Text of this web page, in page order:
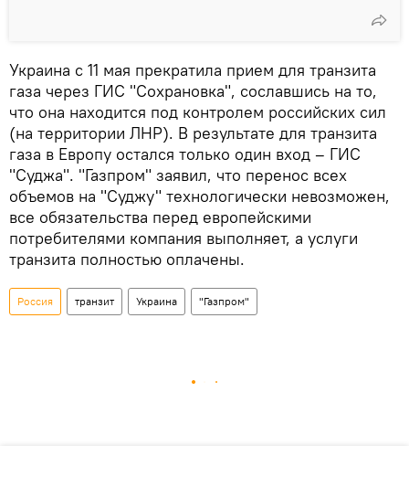
Украина с 11 мая прекратила прием для транзита
газа через ГИС "Сохрановка", сославшись на то,
что она находится под контролем российских сил
(на территории ЛНР). В результате для транзита
газа в Европу остался только один вход – ГИС
"Суджа". "Газпром" заявил, что перенос всех
объемов на "Суджу" технологически невозможен,
все обязательства перед европейскими
потребителями компания выполняет, а услуги
транзита полностью оплачены.
Россия транзит Украина "Газпром"